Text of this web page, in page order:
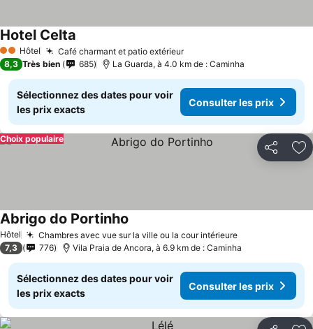
2 Étoiles
Hôtel Café charmant et patio extérieurConsulter les prix
Hotel Celta
8,3 Très bien 685 La Guarda, à 4.0 km de : Caminha
Sélectionnez des dates pour voir
les prix exacts
Consulter les prix
Partager
Choix populaire
Hôtel Chambres avec vue sur la ville ou la cour intérieureConsulter les
Abrigo do Portinho
7,3 776 Vila Praia de Ancora, à 6.9 km de : Caminha
Sélectionnez des dates pour voir
les prix exacts
Consulter les prix